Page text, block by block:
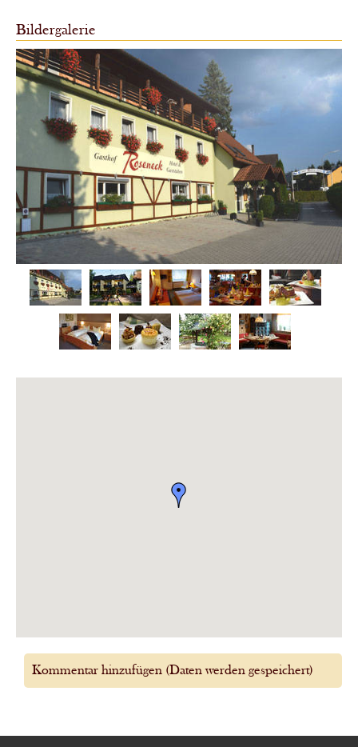
Bildergalerie
Kommentar hinzufügen (Daten werden gespeichert)